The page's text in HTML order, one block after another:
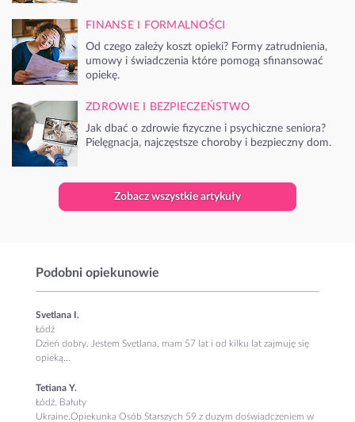
FINANSE I FORMALNOŚCI
Od czego zależy koszt opieki? Formy zatrudnienia,
umowy i świadczenia które pomogą sfinansować
opiekę.
ZDROWIE I BEZPIECZEŃSTWO
Jak dbać o zdrowie fizyczne i psychiczne seniora?
Pielęgnacja, najczęstsze choroby i bezpieczny dom.
Zobacz wszystkie artykuły
Podobni opiekunowie
Svetlana I.
Łódź
Dzień dobry. Jestem Svetlana, mam 57 lat i od kilku lat zajmuję się
opieką...
Tetiana Y.
Łódź, Bałuty
Ukraine.Opiekunka Osób Starszych 59 z duzym doświadczeniem w